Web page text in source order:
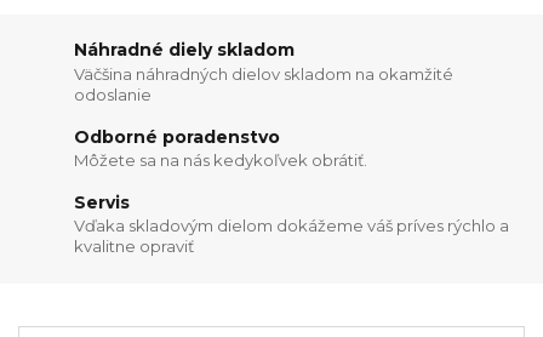
Náhradné diely skladom
Väčšina náhradných dielov skladom na okamžité
odoslanie
Odborné poradenstvo
Môžete sa na nás kedykoľvek obrátiť.
Servis
Vďaka skladovým dielom dokážeme váš príves rýchlo a
kvalitne opraviť